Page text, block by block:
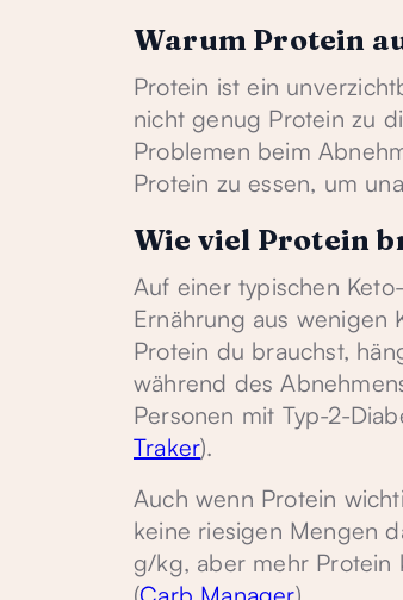
Warum Protein
Protein ist ein
nicht genug Protein zu
Problemen beim
Protein zu essen, um
Wie viel Protein
Auf einer typischen
Ernährung aus wenigen
Protein du brauchst,
während des
Personen mit Typ-2-
Traker).
Auch wenn Protein
keine riesigen Mengen
g/kg, aber mehr Protein